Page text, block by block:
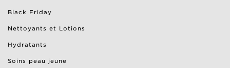
Black Friday
Nettoyants et Lotions
Hydratants
Soins peau jeune